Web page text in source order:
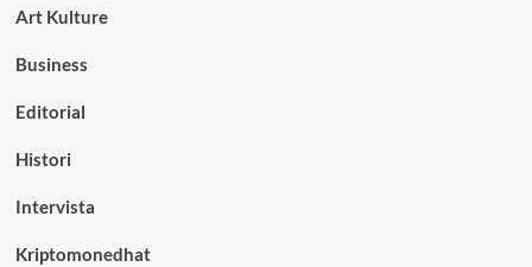
Art Kulture
Business
Editorial
Histori
Intervista
Kriptomonedhat